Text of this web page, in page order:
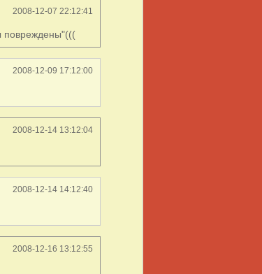
2008-12-07 22:12:41
повреждены"(((
2008-12-09 17:12:00
2008-12-14 13:12:04
2008-12-14 14:12:40
2008-12-16 13:12:55